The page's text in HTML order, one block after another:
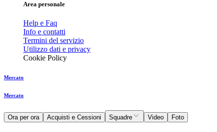
Area personale
Help e Faq
Info e contatti
Termini del servizio
Utilizzo dati e privacy
Cookie Policy
Mercato
Mercato
Ora per ora Acquisti e Cessioni Squadre Video Foto